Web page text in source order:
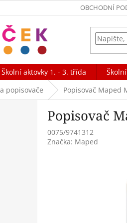
OBCHODNÍ
Školní aktovky 1. - 3. třída
popisovače Popisovač Maped
Popisovač
0075/9741312
Značka: Maped